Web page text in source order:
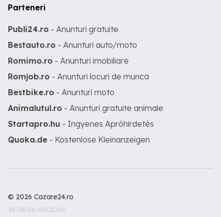
Parteneri
Publi24.ro - Anunturi gratuite
Bestauto.ro - Anunturi auto/moto
Romimo.ro - Anunturi imobiliare
Romjob.ro - Anunturi locuri de munca
Bestbike.ro - Anunturi moto
Animalutul.ro - Anunturi gratuite animale
Startapro.hu - Ingyenes Apróhirdetés
Quoka.de - Kostenlose Kleinanzeigen
© 2026 Cazare24.ro
26.08.06.c0c206c